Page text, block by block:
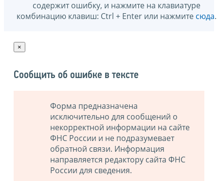
содержит ошибку, и нажмите на клавиатуре
комбинацию клавиш: Ctrl + Enter или нажмите сюда.
×
Сообщить об ошибке в тексте
Форма предназначена
исключительно для сообщений о
некорректной информации на сайте
ФНС России и не подразумевает
обратной связи. Информация
направляется редактору сайта ФНС
России для сведения.